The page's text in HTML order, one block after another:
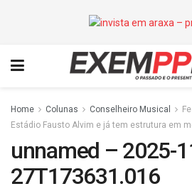
Home Colunas Conselheiro Musical
Estádio Fausto Alvim e já tem estrutura em
unnamed – 2025-
27T173631.016